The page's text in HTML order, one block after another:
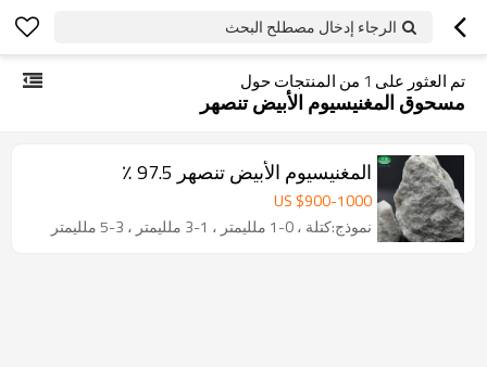
الرجاء إدخال مصطلح البحث
تم العثور على 1 من المنتجات حول
مسحوق المغنيسيوم الأبيض تنصهر
المغنيسيوم الأبيض تنصهر 97.5 ٪
US $900-1000
نموذج:كتلة ، 0-1 ملليمتر ، 1-3 ملليمتر ، 3-5 ملليمتر